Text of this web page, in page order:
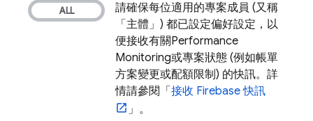
請確保每位適用的專案成員 (又稱
「主體」) 都已設定偏好設定，以
便接收有關Performance
Monitoring或專案狀態 (例如帳單
方案變更或配額限制) 的快訊。詳
情請參閱「 接收 Firebase 快訊
」。